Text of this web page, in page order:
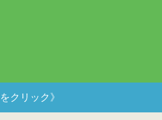
クリック》